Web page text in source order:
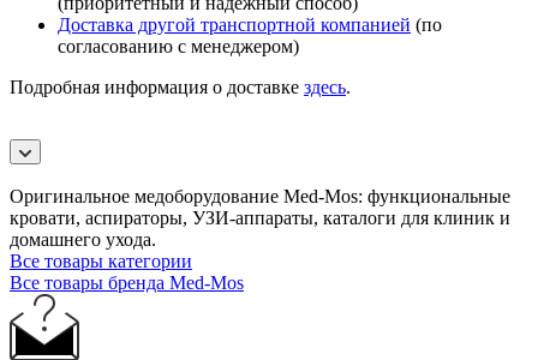
Доставка другой транспортной компанией (по
согласованию с менеджером)
Подробная информация о доставке здесь.
Оригинальное медоборудование Med-Mos: функциональные
кровати, аспираторы, УЗИ-аппараты, каталоги для клиник и
домашнего ухода.
Все товары категории
Все товары бренда Med-Mos